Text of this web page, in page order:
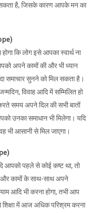
सकता है, जिसके कारण आपके मन का
कि लोग इसे आपका स्वार्थ ना
अपने कामों की और भी ध्यान
समाचार सुनने को मिल सकता है।
विवाह आदि में सम्मिलित हो
समय अपने दिल की सभी बातों
उनका समाधान भी मिलेगा। यदि
भी आसानी से मिल जाएगा।
पहले से कोई कष्ट था, तो
कामों के साथ-साथ अपने
आदि भी करना होगा, तभी आप
शिक्षा में आज अधिक परिश्रम करना